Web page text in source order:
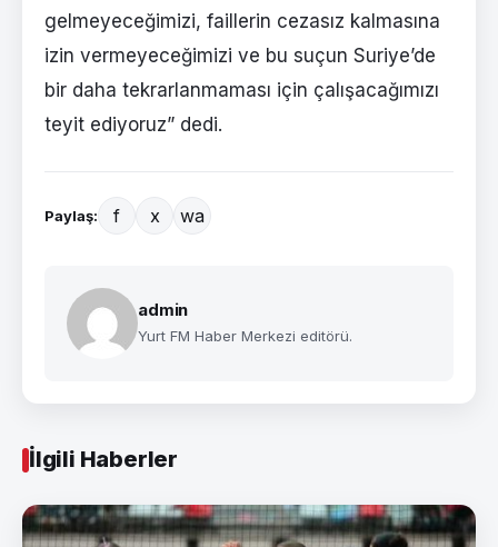
gelmeyeceğimizi, faillerin cezasız kalmasına
izin vermeyeceğimizi ve bu suçun Suriye’de
bir daha tekrarlanmaması için çalışacağımızı
teyit ediyoruz” dedi.
Paylaş: f x wa
admin
Yurt FM Haber Merkezi editörü.
İlgili Haberler